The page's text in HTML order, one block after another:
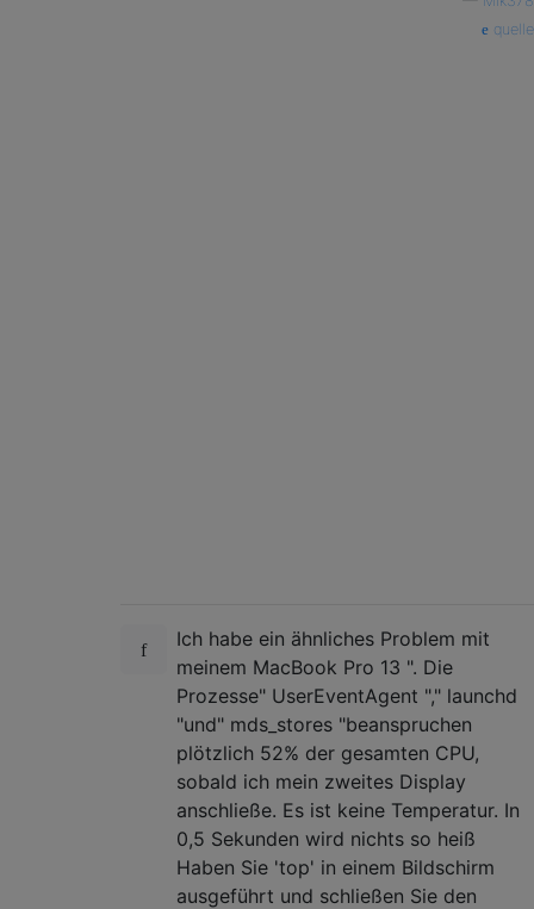
quelle
Ich habe ein ähnliches Problem mit
meinem MacBook Pro 13 ". Die
Prozesse" UserEventAgent "," launchd
"und" mds_stores "beanspruchen
plötzlich 52% der gesamten CPU,
sobald ich mein zweites Display
anschließe. Es ist keine Temperatur. In
0,5 Sekunden wird nichts so heiß
Haben Sie 'top' in einem Bildschirm
ausgeführt und schließen Sie den